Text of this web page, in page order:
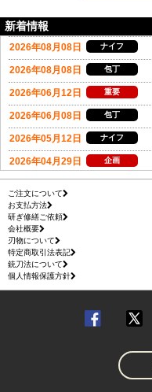
新着情報
ご注文について
お支払方法
研ぎ修繕ご依頼
会社概要
刃物について
特定商取引法表記
銃刀法について
個人情報保護方針